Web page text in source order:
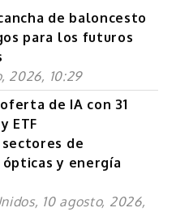
de baloncesto
para los futuros
2026, 10:29
de IA con 31
ETF
de
y energía
10 agosto, 2026,